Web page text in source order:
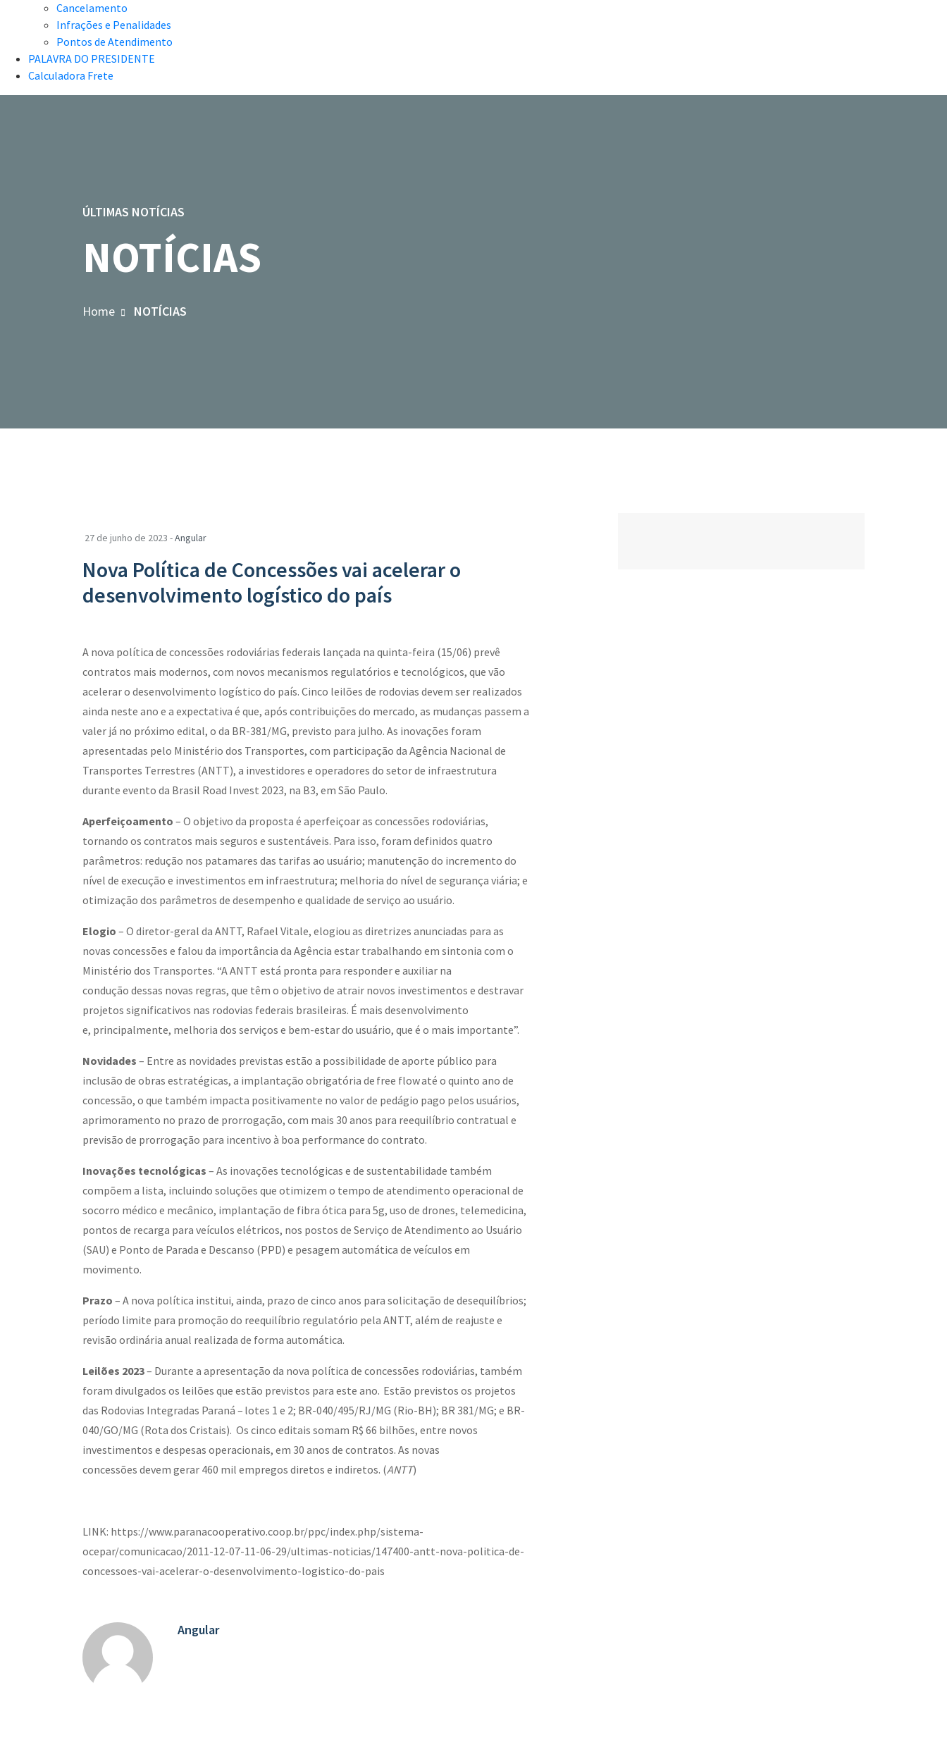
Cancelamento
Infrações e Penalidades
Pontos de Atendimento
PALAVRA DO PRESIDENTE
Calculadora Frete
ÚLTIMAS NOTÍCIAS
NOTÍCIAS
Home NOTÍCIAS
27 de junho de 2023 -Angular
Nova Política de Concessões vai acelerar o
desenvolvimento logístico do país
A nova política de concessões rodoviárias federais lançada na quinta-feira (15/06) prevê
contratos mais modernos, com novos mecanismos regulatórios e tecnológicos, que vão
acelerar o desenvolvimento logístico do país. Cinco leilões de rodovias devem ser realizados
ainda neste ano e a expectativa é que, após contribuições do mercado, as mudanças passem a
valer já no próximo edital, o da BR-381/MG, previsto para julho. As inovações foram
apresentadas pelo Ministério dos Transportes, com participação da Agência Nacional de
Transportes Terrestres (ANTT), a investidores e operadores do setor de infraestrutura
durante evento da Brasil Road Invest 2023, na B3, em São Paulo.
Aperfeiçoamento – O objetivo da proposta é aperfeiçoar as concessões rodoviárias,
tornando os contratos mais seguros e sustentáveis. Para isso, foram definidos quatro
parâmetros: redução nos patamares das tarifas ao usuário; manutenção do incremento do
nível de execução e investimentos em infraestrutura; melhoria do nível de segurança viária; e
otimização dos parâmetros de desempenho e qualidade de serviço ao usuário.
Elogio – O diretor-geral da ANTT, Rafael Vitale, elogiou as diretrizes anunciadas para as
novas concessões e falou da importância da Agência estar trabalhando em sintonia com o
Ministério dos Transportes. “A ANTT está pronta para responder e auxiliar na
condução dessas novas regras, que têm o objetivo de atrair novos investimentos e destravar
projetos significativos nas rodovias federais brasileiras. É mais desenvolvimento
e, principalmente, melhoria dos serviços e bem-estar do usuário, que é o mais importante”.
Novidades – Entre as novidades previstas estão a possibilidade de aporte público para
inclusão de obras estratégicas, a implantação obrigatória de free flow até o quinto ano de
concessão, o que também impacta positivamente no valor de pedágio pago pelos usuários,
aprimoramento no prazo de prorrogação, com mais 30 anos para reequilíbrio contratual e
previsão de prorrogação para incentivo à boa performance do contrato.
Inovações tecnológicas – As inovações tecnológicas e de sustentabilidade também
compõem a lista, incluindo soluções que otimizem o tempo de atendimento operacional de
socorro médico e mecânico, implantação de fibra ótica para 5g, uso de drones, telemedicina,
pontos de recarga para veículos elétricos, nos postos de Serviço de Atendimento ao Usuário
(SAU) e Ponto de Parada e Descanso (PPD) e pesagem automática de veículos em
movimento.
Prazo – A nova política institui, ainda, prazo de cinco anos para solicitação de desequilíbrios;
período limite para promoção do reequilíbrio regulatório pela ANTT, além de reajuste e
revisão ordinária anual realizada de forma automática.
Leilões 2023– Durante a apresentação da nova política de concessões rodoviárias, também
foram divulgados os leilões que estão previstos para este ano. Estão previstos os projetos
das Rodovias Integradas Paraná – lotes 1 e 2; BR-040/495/RJ/MG (Rio-BH); BR 381/MG; e BR-
040/GO/MG (Rota dos Cristais). Os cinco editais somam R$ 66 bilhões, entre novos
investimentos e despesas operacionais, em 30 anos de contratos. As novas
concessões devem gerar 460 mil empregos diretos e indiretos. (ANTT)
LINK: https://www.paranacooperativo.coop.br/ppc/index.php/sistema-
ocepar/comunicacao/2011-12-07-11-06-29/ultimas-noticias/147400-antt-nova-politica-de-
concessoes-vai-acelerar-o-desenvolvimento-logistico-do-pais
Angular